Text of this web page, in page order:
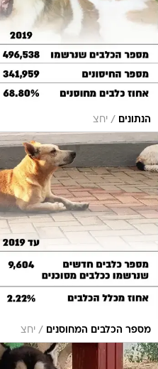
הנתונים / יחצ
מספר הכלבים המחוסנים / יחצ